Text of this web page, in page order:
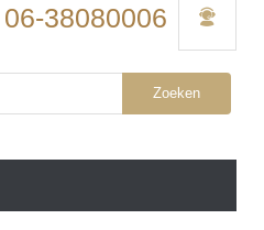
06-38080006
Zoeken